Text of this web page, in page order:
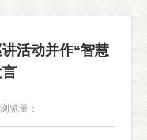
活动并作“智慧
浏览量：